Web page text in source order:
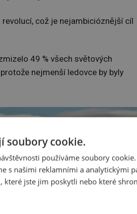
což je nejambicióznější cíl
49 % všech světových
nejmenší ledovce by byly
soubory cookie.
používáme soubory
s našimi reklamními a analytickými
jste jim poskytli nebo které